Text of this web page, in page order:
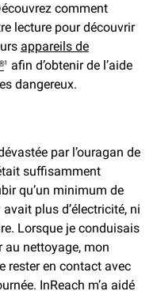
comment
lecture pour découvrir
appareils de
1
afin d’obtenir de l’aide
dangereux.
par l’ouragan de
suffisamment
qu’un minimum de
plus d’électricité, ni
Lorsque je conduisais
au nettoyage, mon
rester en contact avec
InReach m’a aidé